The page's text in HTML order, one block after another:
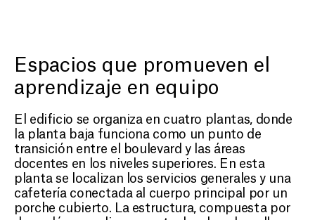
Espacios que promueven el
aprendizaje en equipo
El edificio se organiza en cuatro plantas, donde
la planta baja funciona como un punto de
transición entre el boulevard y las áreas
docentes en los niveles superiores. En esta
planta se localizan los servicios generales y una
cafetería conectada al cuerpo principal por un
porche cubierto. La estructura, compuesta por